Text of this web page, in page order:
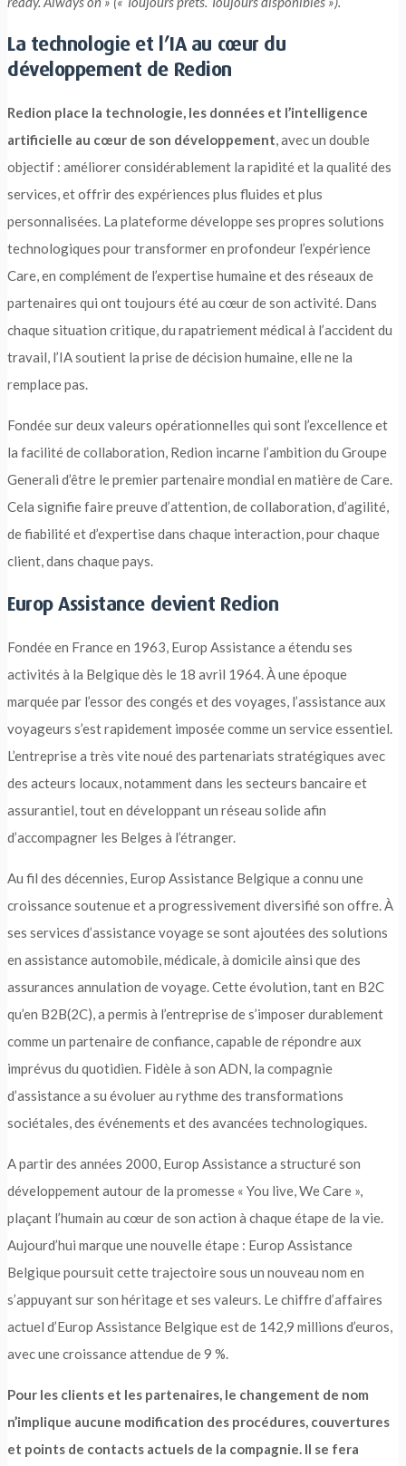
La technologie et l’IA au cœur du
développement de Redion
Redion place la technologie, les données et l’intelligence
artificielle au cœur de son développement, avec un double
objectif : améliorer considérablement la rapidité et la qualité des
services, et offrir des expériences plus fluides et plus
personnalisées. La plateforme développe ses propres solutions
technologiques pour transformer en profondeur l’expérience
Care, en complément de l’expertise humaine et des réseaux de
partenaires qui ont toujours été au cœur de son activité. Dans
chaque situation critique, du rapatriement médical à l’accident du
travail, l’IA soutient la prise de décision humaine, elle ne la
remplace pas.
Fondée sur deux valeurs opérationnelles qui sont l’excellence et
la facilité de collaboration, Redion incarne l’ambition du Groupe
Generali d’être le premier partenaire mondial en matière de Care.
Cela signifie faire preuve d’attention, de collaboration, d’agilité,
de fiabilité et d’expertise dans chaque interaction, pour chaque
client, dans chaque pays.
Europ Assistance devient Redion
Fondée en France en 1963, Europ Assistance a étendu ses
activités à la Belgique dès le 18 avril 1964. À une époque
marquée par l’essor des congés et des voyages, l’assistance aux
voyageurs s’est rapidement imposée comme un service essentiel.
L’entreprise a très vite noué des partenariats stratégiques avec
des acteurs locaux, notamment dans les secteurs bancaire et
assurantiel, tout en développant un réseau solide afin
d’accompagner les Belges à l’étranger.
Au fil des décennies, Europ Assistance Belgique a connu une
croissance soutenue et a progressivement diversifié son offre. À
ses services d’assistance voyage se sont ajoutées des solutions
en assistance automobile, médicale, à domicile ainsi que des
assurances annulation de voyage. Cette évolution, tant en B2C
qu’en B2B(2C), a permis à l’entreprise de s’imposer durablement
comme un partenaire de confiance, capable de répondre aux
imprévus du quotidien. Fidèle à son ADN, la compagnie
d’assistance a su évoluer au rythme des transformations
sociétales, des événements et des avancées technologiques.
A partir des années 2000, Europ Assistance a structuré son
développement autour de la promesse « You live, We Care »,
plaçant l’humain au cœur de son action à chaque étape de la vie.
Aujourd’hui marque une nouvelle étape : Europ Assistance
Belgique poursuit cette trajectoire sous un nouveau nom en
s’appuyant sur son héritage et ses valeurs. Le chiffre d’affaires
actuel d’Europ Assistance Belgique est de 142,9 millions d’euros,
avec une croissance attendue de 9 %.
Pour les clients et les partenaires, le changement de nom
n’implique aucune modification des procédures, couvertures
et points de contacts actuels de la compagnie. Il se fera